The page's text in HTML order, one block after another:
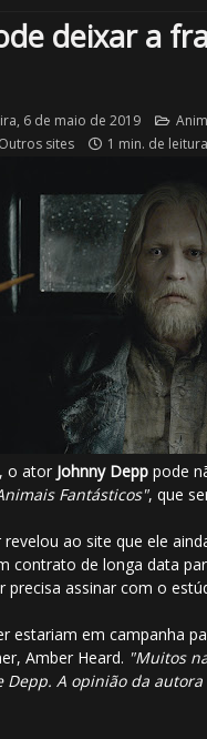
deixar a
6 de maio de 2019
Outros sites 1 min. de leitura
, o ator Johnny Depppode
Fantásticos", que
ao site que ele
contrato de longa data
assinar com o
estariam em campanha
Amber Heard. "Muitos
Depp. A opinião da